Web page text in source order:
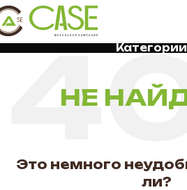
Категории
НЕ
Это немного
ли?